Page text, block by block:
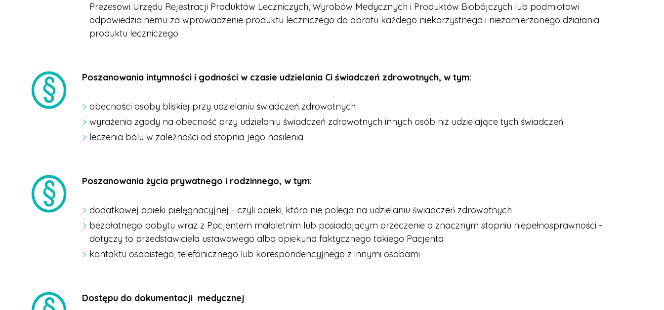
Prezesowi Urzędu Rejestracji Produktów Leczniczych, Wyrobów Medycznych i Produktów Biobójczych lub podmiotowi
odpowiedzialnemu za wprowadzenie produktu leczniczego do obrotu każdego niekorzystnego i niezamierzonego działania
produktu leczniczego
Poszanowania intymności i godności w czasie udzielania Ci świadczeń zdrowotnych, w tym:
obecności osoby bliskiej przy udzielaniu świadczeń zdrowotnych
wyrażenia zgody na obecność przy udzielaniu świadczeń zdrowotnych innych osób niż udzielające tych świadczeń
leczenia bólu w zależności od stopnia jego nasilenia
Poszanowania życia prywatnego i rodzinnego, w tym:
dodatkowej opieki pielęgnacyjnej - czyli opieki, która nie polega na udzielaniu świadczeń zdrowotnych
bezpłatnego pobytu wraz z Pacjentem małoletnim lub posiadającym orzeczenie o znacznym stopniu niepełnosprawności -
dotyczy to przedstawiciela ustawowego albo opiekuna faktycznego takiego Pacjenta
kontaktu osobistego, telefonicznego lub korespondencyjnego z innymi osobami
Dostępu do dokumentacji medycznej